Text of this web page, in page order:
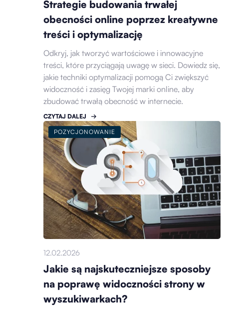
Strategie budowania trwałej
obecności online poprzez kreatywne
treści i optymalizację
Odkryj, jak tworzyć wartościowe i innowacyjne
treści, które przyciągają uwagę w sieci. Dowiedz się,
jakie techniki optymalizacji pomogą Ci zwiększyć
widoczność i zasięg Twojej marki online, aby
zbudować trwałą obecność w internecie.
CZYTAJ DALEJ
POZYCJONOWANIE
12.02.2026
Jakie są najskuteczniejsze sposoby
na poprawę widoczności strony w
wyszukiwarkach?